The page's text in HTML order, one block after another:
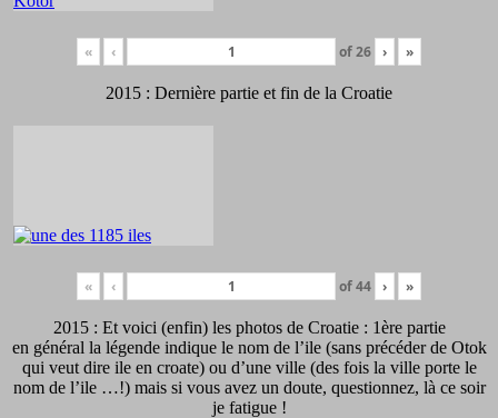
« ‹ of26 › »
2015 : Dernière partie et fin de la Croatie
« ‹ of44 › »
2015 : Et voici (enfin) les photos de Croatie : 1ère partie
en général la légende indique le nom de l’ile (sans précéder de Otok
qui veut dire ile en croate) ou d’une ville (des fois la ville porte le
nom de l’ile …!) mais si vous avez un doute, questionnez, là ce soir
je fatigue !